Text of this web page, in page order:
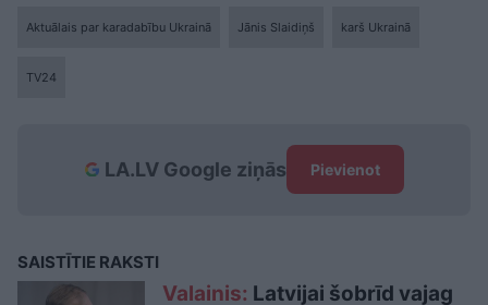
Aktuālais par karadabību Ukrainā Jānis Slaidiņš karš Ukrainā
TV24
LA.LV Google ziņās Pievienot
SAISTĪTIE RAKSTI
Valainis: Latvijai šobrīd vajag